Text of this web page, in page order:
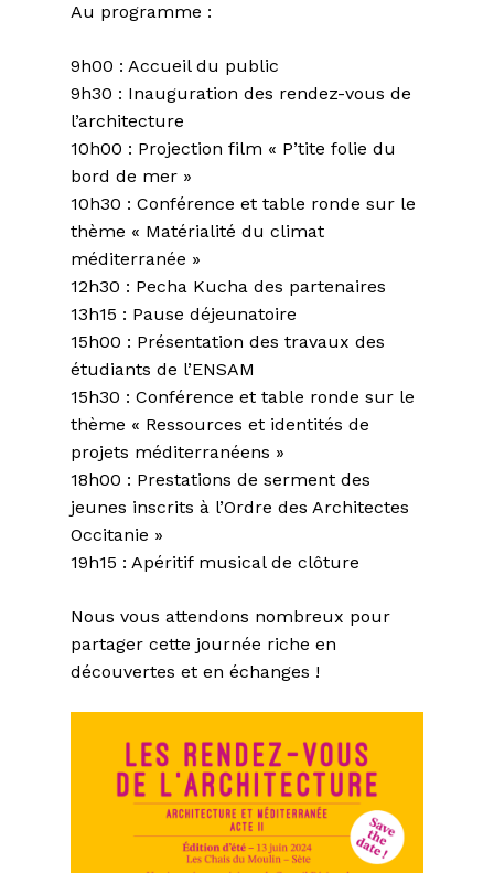
Au programme :
9h00 : Accueil du public
9h30 : Inauguration des rendez-vous de
l’architecture
10h00 : Projection film « P’tite folie du
bord de mer »
10h30 : Conférence et table ronde sur le
thème « Matérialité du climat
méditerranée »
12h30 : Pecha Kucha des partenaires
13h15 : Pause déjeunatoire
15h00 : Présentation des travaux des
étudiants de l’ENSAM
15h30 : Conférence et table ronde sur le
thème « Ressources et identités de
projets méditerranéens »
18h00 : Prestations de serment des
jeunes inscrits à l’Ordre des Architectes
Occitanie »
19h15 : Apéritif musical de clôture
Nous vous attendons nombreux pour
partager cette journée riche en
découvertes et en échanges !